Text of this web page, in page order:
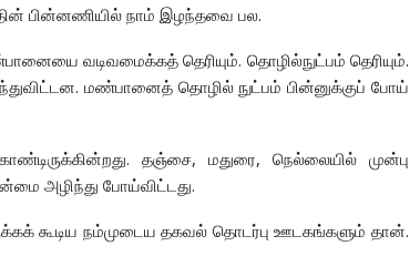
பின்னணியில் நாம் இழந்தவை பல.
வடிவமைக்கத் தெரியும். தொழில்நுட்பம் தெரியும்.
மண்பானைத் தொழில் நுட்பம் பின்னுக்குப் போய்
தஞ்சை, மதுரை, நெல்லையில் முன்பு
அழிந்து போய்விட்டது.
கூடிய நம்முடைய தகவல் தொடர்பு ஊடகங்களும் தான்.